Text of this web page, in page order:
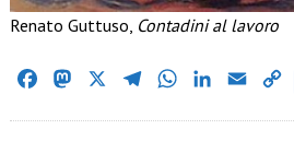
Renato Guttuso, Contadini al lavoro
FacebookMastodon TelegramWhatsAppLinkedIn
Email